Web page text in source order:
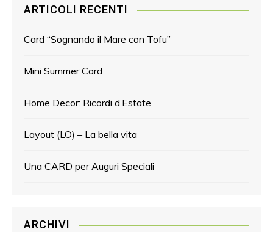
ARTICOLI RECENTI
Card “Sognando il Mare con Tofu”
Mini Summer Card
Home Decor: Ricordi d’Estate
Layout (LO) – La bella vita
Una CARD per Auguri Speciali
ARCHIVI